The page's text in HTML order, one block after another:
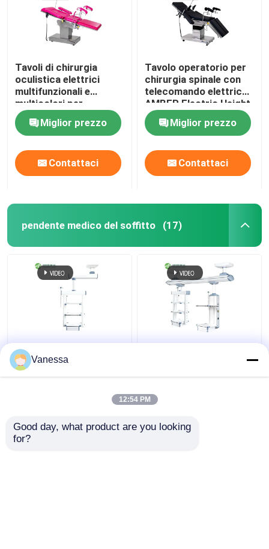
Tavoli di chirurgia
oculistica elettrici
multifunzionali e
multicolori per
ospedali
Miglior prezzo
Contattaci
Tavolo operatorio per
chirurgia spinale con
telecomando elettrico
AMBER Electric Height
Miglior prezzo
Contattaci
pendente medico del soffitto (17)
AMBER Flessibile
Funzioni integrate
Pendenti per gas
Ospedale elettrico
Vanessa
12:54 PM
Good day, what product are you looking
for?